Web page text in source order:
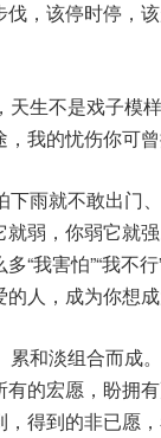
伐，该停时停，
生不是戏子模
我的忧伤你可曾
雨就不敢出门
就弱，你弱它就
“我害怕”“我不
人，成为你想成
和淡组合而成
的宏愿，盼拥
，得到的非已愿